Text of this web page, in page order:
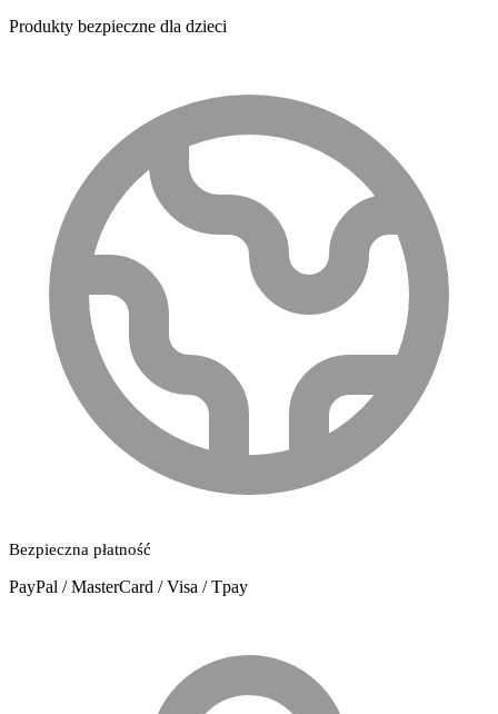
Produkty bezpieczne dla dzieci
Bezpieczna płatność
PayPal / MasterCard / Visa / Tpay